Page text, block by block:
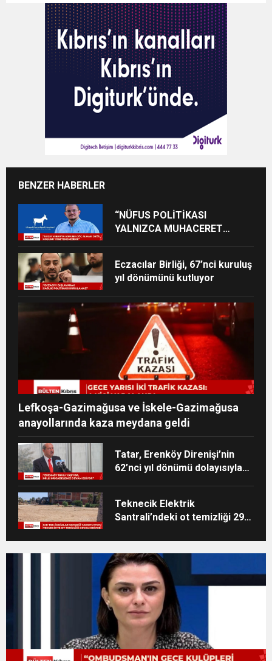
BENZER HABERLER
“NÜFUS POLİTİKASI
YALNIZCA MUHACERET
Eczacılar Birliği, 67’nci kuruluş
yıl dönümünü kutluyor
Lefkoşa-Gazimağusa ve İskele-Gazimağusa
anayollarında kaza meydana geldi
Tatar, Erenköy Direnişi’nin
62’nci yıl dönümü dolayısıyla
Teknecik Elektrik
Santrali’ndeki ot temizliği 29
ediyor